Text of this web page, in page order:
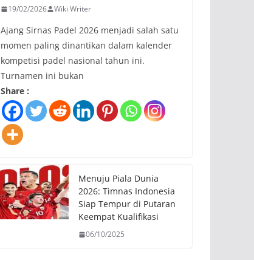
19/02/2026 Wiki Writer
Ajang Sirnas Padel 2026 menjadi salah satu
momen paling dinantikan dalam kalender
kompetisi padel nasional tahun ini.
Turnamen ini bukan
Share :
Menuju Piala Dunia
2026: Timnas Indonesia
Siap Tempur di Putaran
Keempat Kualifikasi
06/10/2025